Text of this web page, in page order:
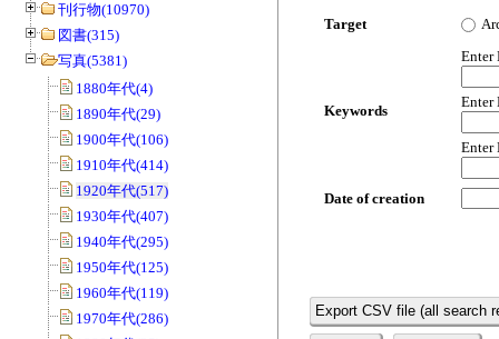
刊行物(10970)
図書(315)
写真(5381)
1880年代(4)
1890年代(29)
1900年代(106)
1910年代(414)
1920年代(517)
1930年代(407)
1940年代(295)
1950年代(125)
1960年代(119)
1970年代(286)
Target
Keywords
Enter
Enter
Enter
Date of creation
Export CSV file (all search